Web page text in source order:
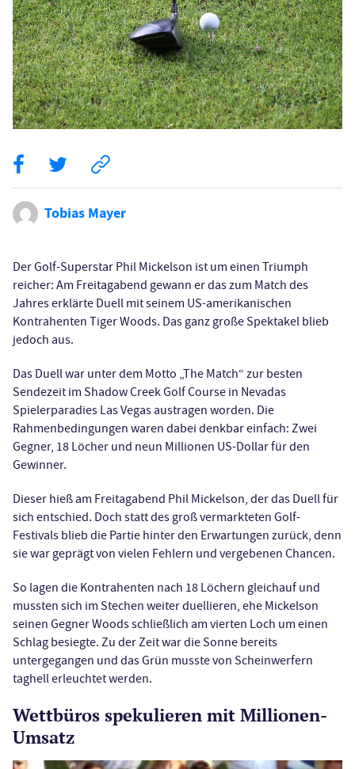
Tobias Mayer
Der Golf-Superstar Phil Mickelson ist um einen Triumph
reicher: Am Freitagabend gewann er das zum Match des
Jahres erklärte Duell mit seinem US-amerikanischen
Kontrahenten Tiger Woods. Das ganz große Spektakel blieb
jedoch aus.
Das Duell war unter dem Motto „The Match“ zur besten
Sendezeit im Shadow Creek Golf Course in Nevadas
Spielerparadies Las Vegas austragen worden. Die
Rahmenbedingungen waren dabei denkbar einfach: Zwei
Gegner, 18 Löcher und neun Millionen US-Dollar für den
Gewinner.
Dieser hieß am Freitagabend Phil Mickelson, der das Duell für
sich entschied. Doch statt des groß vermarkteten Golf-
Festivals blieb die Partie hinter den Erwartungen zurück, denn
sie war geprägt von vielen Fehlern und vergebenen Chancen.
So lagen die Kontrahenten nach 18 Löchern gleichauf und
mussten sich im Stechen weiter duellieren, ehe Mickelson
seinen Gegner Woods schließlich am vierten Loch um einen
Schlag besiegte. Zu der Zeit war die Sonne bereits
untergegangen und das Grün musste von Scheinwerfern
taghell erleuchtet werden.
Wettbüros spekulieren mit Millionen-
Umsatz